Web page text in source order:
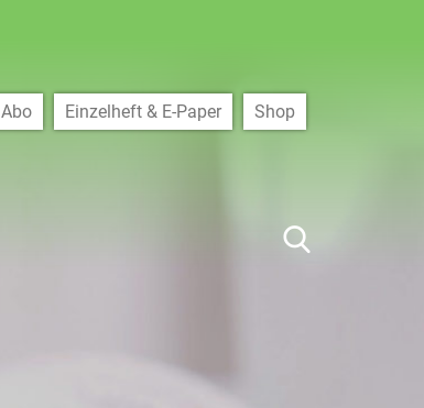
Abo Einzelheft & E-Paper Shop